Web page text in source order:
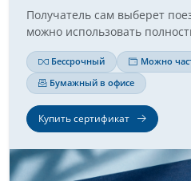
Получатель сам выберет
можно использовать
Бессрочный
Можно
Бумажный в офисе
Купить сертификат